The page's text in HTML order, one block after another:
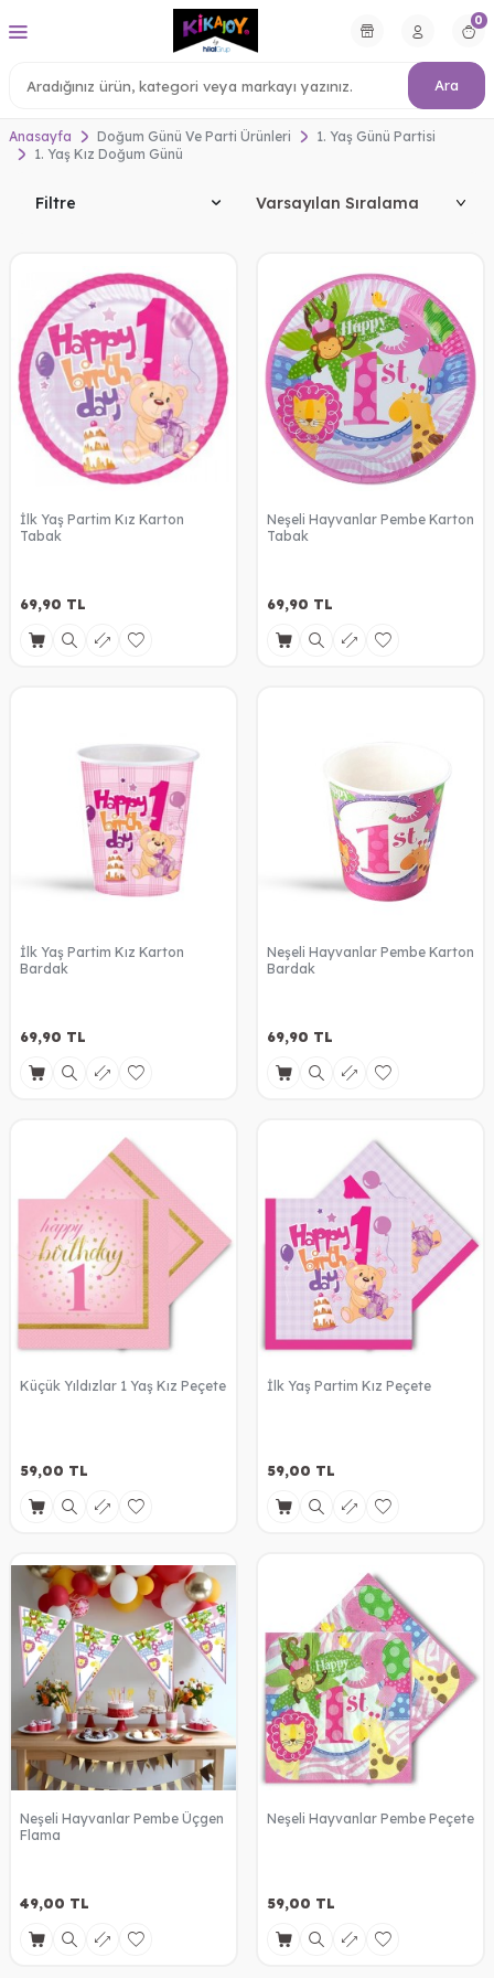
Ara
0
Anasayfa Doğum Günü Ve Parti Ürünleri
1. Yaş Günü Partisi
1. Yaş Kız Doğum Günü
Filtre
İlk Yaş Partim Kız Karton
Tabak
69,90 TL
Neşeli Hayvanlar Pembe Karton
Tabak
69,90 TL
İlk Yaş Partim Kız Karton
Bardak
69,90 TL
Neşeli Hayvanlar Pembe Karton
Bardak
69,90 TL
Küçük Yıldızlar 1 Yaş Kız Peçete
59,00 TL
İlk Yaş Partim Kız Peçete
59,00 TL
Neşeli Hayvanlar Pembe Üçgen
Flama
49,00 TL
Neşeli Hayvanlar Pembe Peçete
59,00 TL